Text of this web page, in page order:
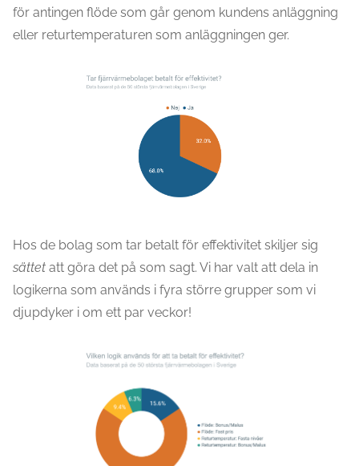
för antingen flöde som går genom kundens anläggning
eller returtemperaturen som anläggningen ger.
Hos de bolag som tar betalt för effektivitet skiljer sig
sättet att göra det på som sagt. Vi har valt att dela in
logikerna som används i fyra större grupper som vi
djupdyker i om ett par veckor!